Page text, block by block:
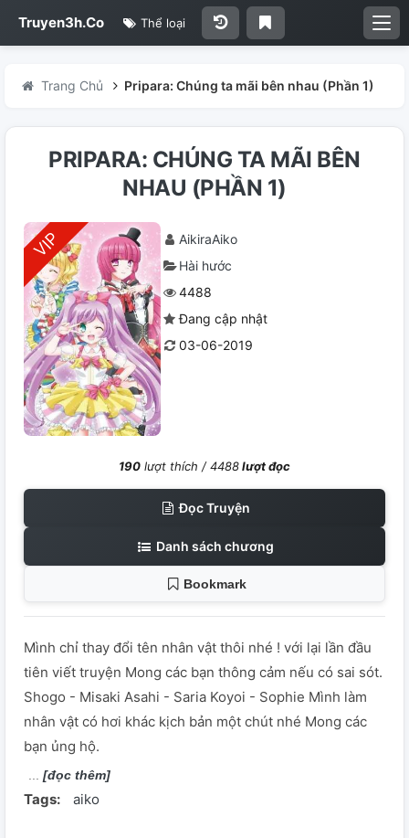
Truyen3h.Co Thể loại
Trang Chủ Pripara: Chúng ta mãi bên nhau (Phần 1)
PRIPARA: CHÚNG TA MÃI BÊN
NHAU (PHẦN 1)
AikiraAiko
Hài hước
4488
Đang cập nhật
03-06-2019
190 lượt thích /4488lượt đọc
Đọc Truyện
Danh sách chương
Bookmark
Mình chỉ thay đổi tên nhân vật thôi nhé ! với lại lần đầu
tiên viết truyện Mong các bạn thông cảm nếu có sai sót.
Shogo - Misaki Asahi - Saria Koyoi - Sophie Mình làm
nhân vật có hơi khác kịch bản một chút nhé Mong các
bạn ủng hộ.
[đọc thêm]
Tags: aiko